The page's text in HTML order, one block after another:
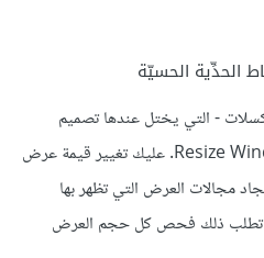
الحدِّية الحسيّة
- التي يختل عندها تصميم
الموقع مستعملًا إضافة مثل Resize Window. عليك تغيير قيمة عرض
مجالات العرض التي تظهر بها
تطلب ذلك فحص كل حجم العرض